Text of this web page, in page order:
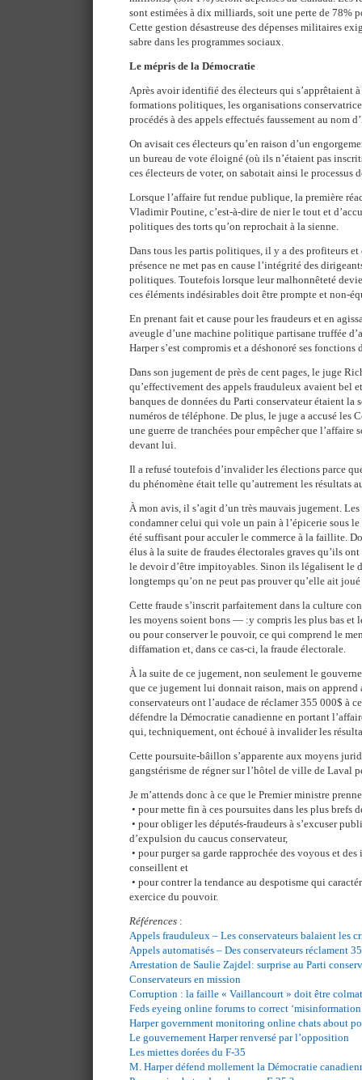
sont estimées à dix milliards, soit une perte de 78%
Cette gestion désastreuse des dépenses militaires
sabre dans les programmes sociaux.
Le mépris de la Démocratie
Après avoir identifié des électeurs qui s’apprêtaient
formations politiques, les organisations
procédés à des appels effectués faussement au nom
On avisait ces électeurs qu’en raison d’un
un bureau de vote éloigné (où ils n’étaient pas
ces électeurs de voter, on sabotait ainsi le processus
Lorsque l’affaire fut rendue publique, la première
Vladimir Poutine, c’est-à-dire de nier le tout et
politiques des torts qu’on reprochait à la sienne.
Dans tous les partis politiques, il y a des profiteurs
présence ne met pas en cause l’intégrité des
politiques. Toutefois lorsque leur malhonnêteté
ces éléments indésirables doit être prompte et non-
En prenant fait et cause pour les fraudeurs et en
aveugle d’une machine politique partisane truffée
Harper s’est compromis et a déshonoré ses fonctions
Dans son jugement de près de cent pages, le juge
qu’effectivement des appels frauduleux avaient bel
banques de données du Parti conservateur étaient la
numéros de téléphone. De plus, le juge a accusé les
une guerre de tranchées pour empêcher que l’affaire
devant lui.
Il a refusé toutefois d’invalider les élections parce
du phénomène était telle qu’autrement les résultats
À mon avis, il s’agit d’un très mauvais jugement.
condamner celui qui vole un pain à l’épicerie sous le
été suffisant pour acculer le commerce à la faillite.
élus à la suite de fraudes électorales graves qu’ils
le devoir d’être impitoyables. Sinon ils légalisent le
longtemps qu’on ne peut pas prouver qu’elle ait
Cette fraude s’inscrit parfaitement dans la culture
les moyens soient bons — :y compris les plus bas et
ou pour conserver le pouvoir, ce qui comprend le
diffamation et, dans ce cas-ci, la fraude électorale.
À la suite de ce jugement, non seulement le
que ce jugement lui donnait raison, mais on apprend
conservateurs ont l’audace de réclamer 355 000$ à
défendre la Démocratie canadienne en portant
qui, techniquement, ont échoué à invalider les
Cette poursuite-bâillon s’apparente aux moyens
gangstérisme de régner sur l’hôtel de ville de Laval
Je m’attends donc à ce que le Premier ministre
• pour mette fin à ces poursuites dans les plus brefs
• pour obliger les députés-fraudeurs à s’excuser
d’expulsion du caucus conservateur,
• pour purger sa garde rapprochée des voyous et
conseillent et
• pour contrer la tendance au despotisme qui
exercice du pouvoir.
Références :
Appels frauduleux – Les conservateurs balaient les
Appels automatisés – Des conservateurs réclament
Arrestation de Saulie Zajdel: surprise au Parti
Conservateurs en mission
Corruption : la faille « Vaillancourt » doit être
Feds eyeing online forums to correct
Harper government monitoring online chats about
Le gouvernement Harper renversé par l’opposition
Les miettes dorées du F-35
M. Harper défend mollement la Démocratie